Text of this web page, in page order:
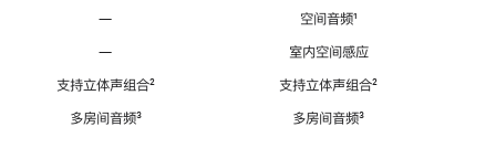
—
—
支持立体声组合脚
²
多房间音频脚
³
空间音频脚
¹
室内空间感应
支持立体声组合脚
²
多房间音频脚
³